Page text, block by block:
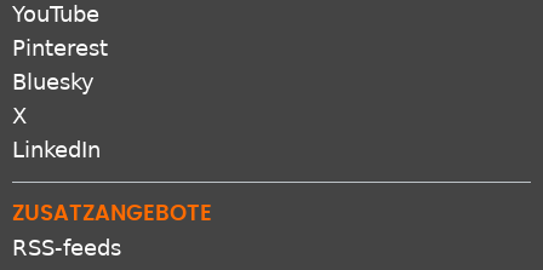
YouTube
Pinterest
Bluesky
X
LinkedIn
ZUSATZANGEBOTE
RSS-feeds